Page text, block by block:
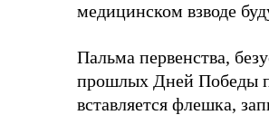
медицинском взводе
Пальма первенства,
прошлых Дней Победы
вставляется флешка,